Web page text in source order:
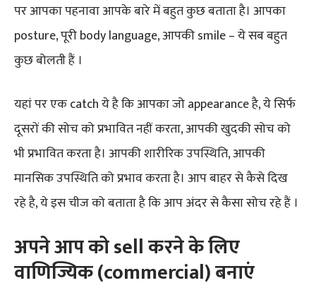
पर आपका पहनावा आपके बारे में बहुत कुछ बताता है। आपका
posture, पूरी body language, आपकी smile – ये सब बहुत
कुछ बोलती हैं ।
यहां पर एक catch ये है कि आपका जो appearance है, ये सिर्फ
दूसरों की सोच को प्रभावित नहीं करता, आपकी खुदकी सोच को
भी प्रभावित करता है। आपकी शारीरिक उपस्थिति, आपकी
मानसिक उपस्थिति को प्रभाव करता है। आप बाहर से कैसे दिख
रहे है, ये इस चीज को बताता है कि आप अंदर से कैसा सोच रहे हैं ।
अपने आप को sell करने के लिए
वाणिज्यिक (commercial) बनाएं